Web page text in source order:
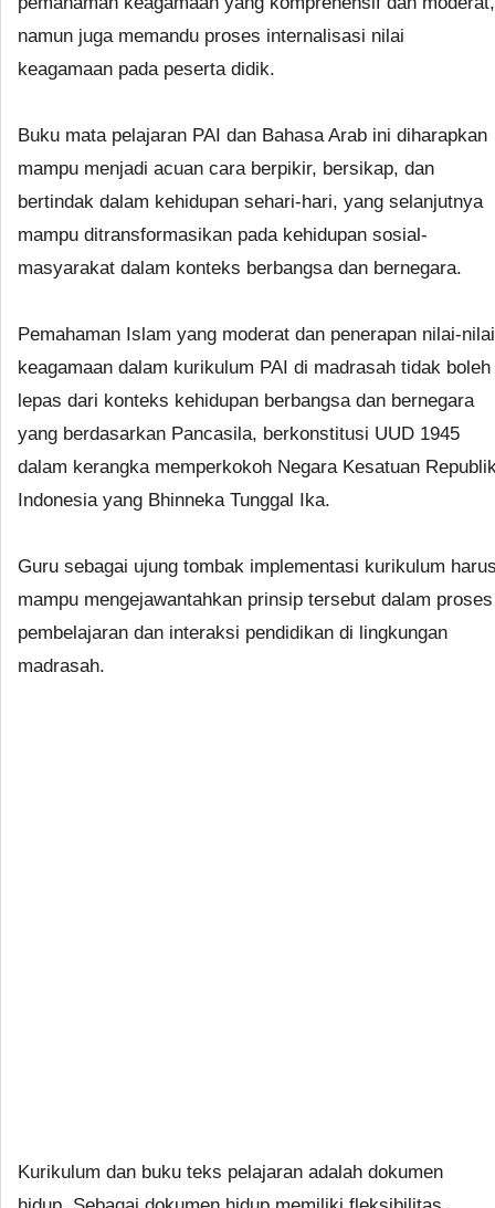
namun juga memandu proses internalisasi nilai
keagamaan pada peserta didik.
Buku mata pelajaran PAI dan Bahasa Arab ini diharapkan
mampu menjadi acuan cara berpikir, bersikap, dan
bertindak dalam kehidupan sehari-hari, yang selanjutnya
mampu ditransformasikan pada kehidupan sosial-
masyarakat dalam konteks berbangsa dan bernegara.
Pemahaman Islam yang moderat dan penerapan nilai-nilai
keagamaan dalam kurikulum PAI di madrasah tidak boleh
lepas dari konteks kehidupan berbangsa dan bernegara
yang berdasarkan Pancasila, berkonstitusi UUD 1945
dalam kerangka memperkokoh Negara Kesatuan
Indonesia yang Bhinneka Tunggal Ika.
Guru sebagai ujung tombak implementasi kurikulum
mampu mengejawantahkan prinsip tersebut dalam proses
pembelajaran dan interaksi pendidikan di lingkungan
madrasah.
Kurikulum dan buku teks pelajaran adalah dokumen